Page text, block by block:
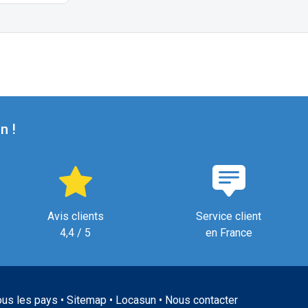
!
Avis clients
4,4 / 5
Service client
en France
les pays • Sitemap• Locasun• Nous contacter